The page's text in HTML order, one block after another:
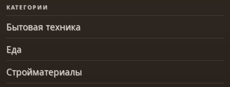
КАТЕГОРИИ
Бытовая техника
Еда
Стройматериалы